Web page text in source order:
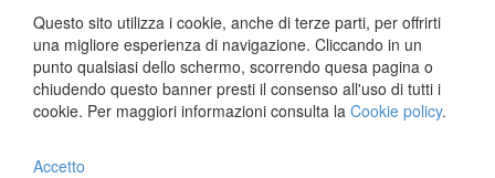
Questo sito utilizza i cookie, anche di terze parti, per offrirti
una migliore esperienza di navigazione. Cliccando in un
punto qualsiasi dello schermo, scorrendo quesa pagina o
chiudendo questo banner presti il consenso all'uso di tutti i
cookie. Per maggiori informazioni consulta la Cookie policy.
Accetto